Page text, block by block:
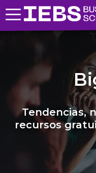
Tendencias,
recursos